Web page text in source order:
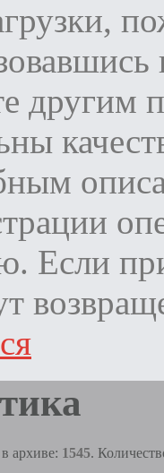
другим
Если
архиве: 1545.